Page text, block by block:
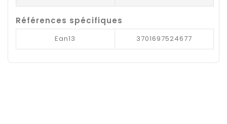
Références spécifiques
Ean13 3701697524677